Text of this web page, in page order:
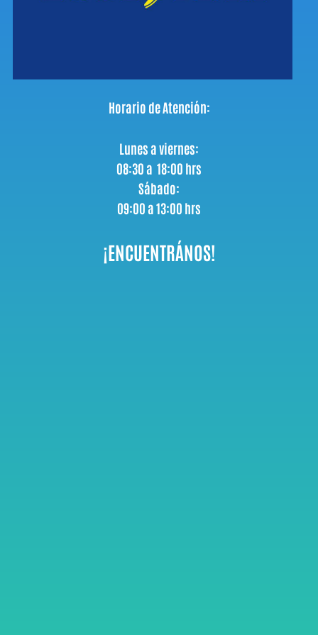
Horario de Atención:
Lunes a viernes:
08:30 a 18:00 hrs
Sábado:
09:00 a 13:00 hrs
¡ENCUENTRÁNOS!